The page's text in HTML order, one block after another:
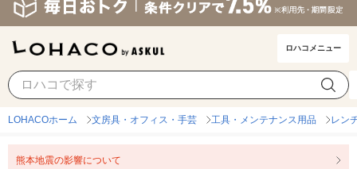
ロハコメニュー
LOHACOホーム 文房具・オフィス・手芸 工具・メンテナンス用品 レン
熊本地震の影響について